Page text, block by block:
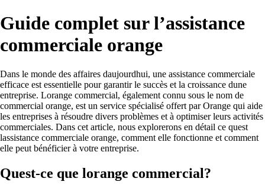
Guide complet sur l’assistance
commerciale orange
Dans le monde des affaires daujourdhui, une assistance commerciale
efficace est essentielle pour garantir le succès et la croissance dune
entreprise. Lorange commercial, également connu sous le nom de
commercial orange, est un service spécialisé offert par Orange qui aide
les entreprises à résoudre divers problèmes et à optimiser leurs activités
commerciales. Dans cet article, nous explorerons en détail ce quest
lassistance commerciale orange, comment elle fonctionne et comment
elle peut bénéficier à votre entreprise.
Quest-ce que lorange commercial?